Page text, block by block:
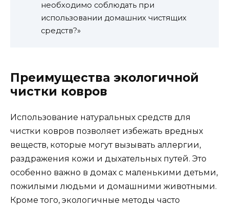
необходимо соблюдать при
использовании домашних чистящих
средств?»
Преимущества экологичной
чистки ковров
Использование натуральных средств для
чистки ковров позволяет избежать вредных
веществ, которые могут вызывать аллергии,
раздражения кожи и дыхательных путей. Это
особенно важно в домах с маленькими детьми,
пожилыми людьми и домашними животными.
Кроме того, экологичные методы часто